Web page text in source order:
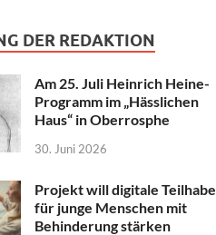
DER REDAKTION
Am 25. Juli Heinrich Heine-
Programm im „Hässlichen
Haus“ in Oberrosphe
30. Juni 2026
Projekt will digitale Teilhabe
für junge Menschen mit
Behinderung stärken